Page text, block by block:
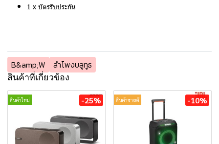
1 x บัตรรับประกัน
B&amp;W ลำโพงบลูทูธ
สินค้าที่เกี่ยวข้อง
สินค้าใหม่ -25% สินค้าขายดี -10%